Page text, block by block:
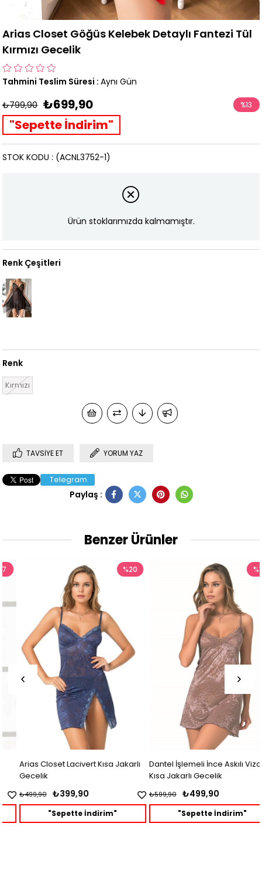
Arias Closet Göğüs Kelebek Detaylı Fantezi Tül
Kırmızı Gecelik
Tahmini Teslim Süresi : Aynı Gün
₺799,90 ₺699,90 %13
"Sepette İndirim"
(ACNL3752-1)
STOK KODU
Ürün stoklarımızda kalmamıştır.
Renk Çeşitleri
Renk
Kırmızı
TAVSIYE ET YORUM YAZ
Telegram
Paylaş :
Benzer Ürünler
Arias Closet Lacivert Kısa Jakarlı
Gecelik
₺399,90
₺499,90
%20
"Sepette İndirim"
Dantel İşlemeli İnce Askılı Vizon
Kısa Jakarlı Gecelik
₺499,90
₺599,90
%17
"Sepette İndirim"